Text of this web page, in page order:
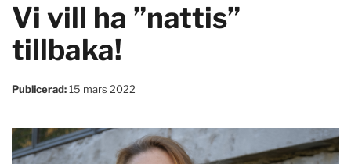
Vi vill ha ”nattis”
tillbaka!
Publicerad:15 mars 2022